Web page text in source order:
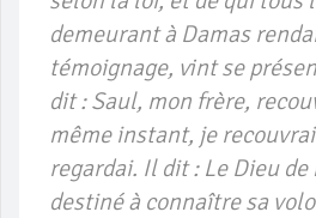
demeurant à Damas
témoignage, vint se
dit : Saul, mon frère,
même instant, je
regardai. Il dit : Le Dieu de
destiné à connaître sa